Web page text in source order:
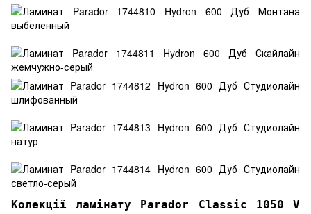
Колекції ламінату Parador Classic 1050 V